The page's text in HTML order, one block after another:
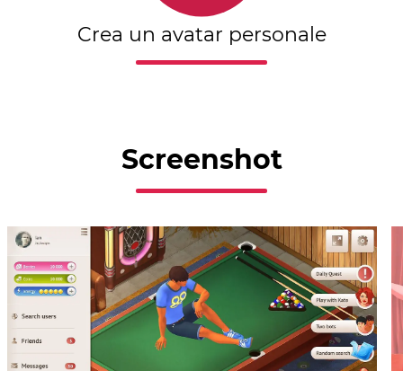
Crea un avatar personale
Screenshot